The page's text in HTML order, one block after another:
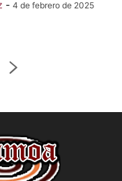
- 4 de febrero de 2025